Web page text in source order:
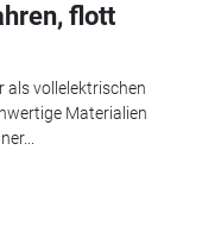
flott
als vollelektrischen
Materialien